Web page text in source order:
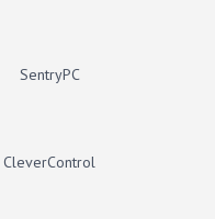
SentryPC
CleverControl